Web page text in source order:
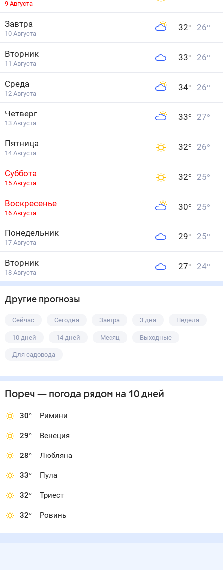
9 Августа
Завтра
10 Августа
32° 26°
Вторник
11 Августа
33° 26°
Среда
12 Августа
34° 26°
Четверг
13 Августа
33° 27°
Пятница
14 Августа
32° 26°
Суббота
15 Августа
32° 25°
Воскресенье
16 Августа
30° 25°
Понедельник
17 Августа
29° 25°
Вторник
18 Августа
27° 24°
Другие прогнозы
Сейчас Сегодня Завтра 3 дня Неделя
10 дней 14 дней Месяц Выходные
Для садовода
Пореч — погода рядом на 10 дней
30° Римини
29° Венеция
28° Любляна
33° Пула
32° Триест
32° Ровинь